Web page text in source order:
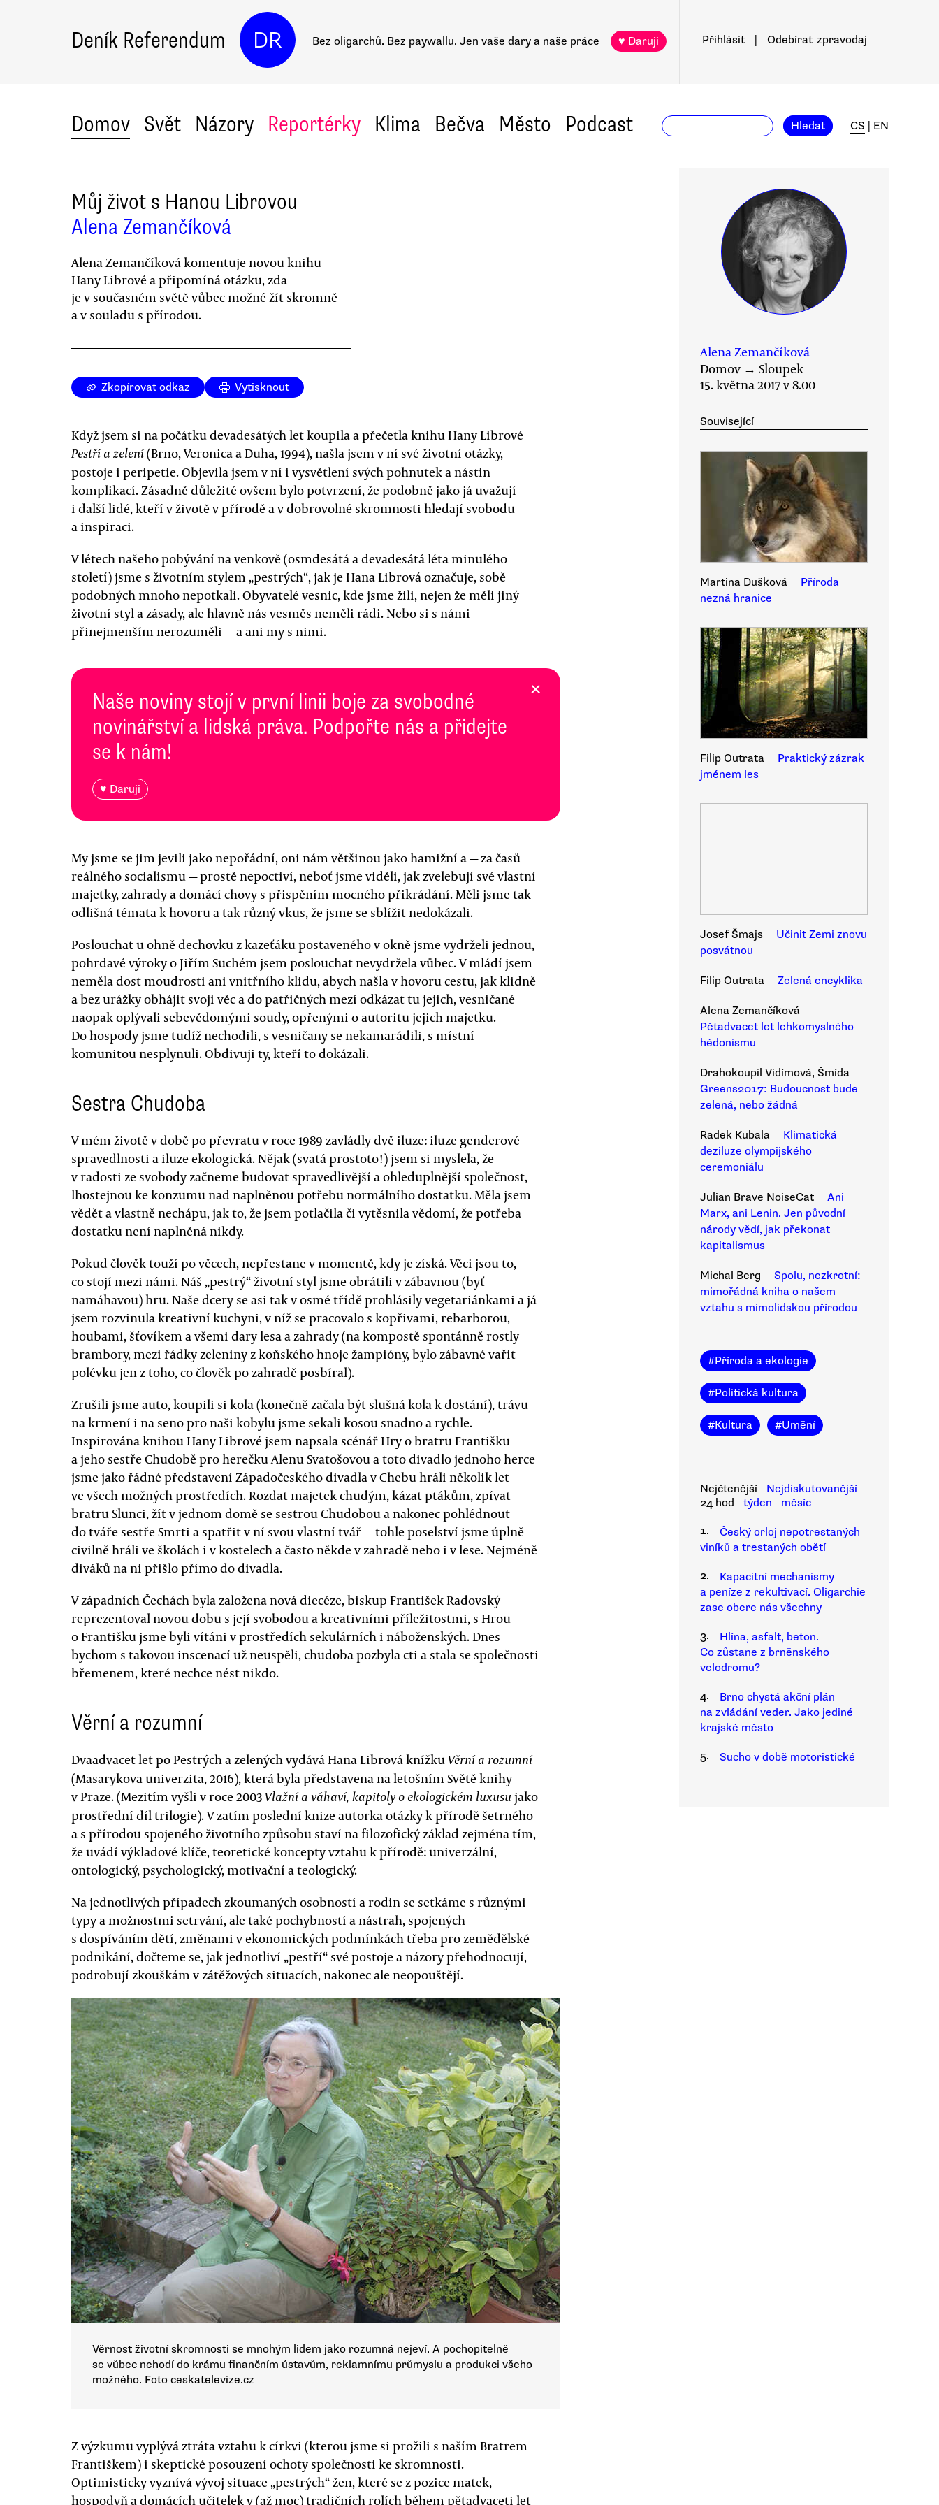
Deník Referendum DR Bez oligarchů. Bez paywallu. Jen vaše dary a naše práce ♥ Daruji Přihlásit Odebírat zpravodaj
Domov Svět Názory Reportérky Klima Bečva Město Podcast Hledat CS EN
Můj život s Hanou Librovou
Alena Zemančíková
Alena Zemančíková komentuje novou knihu
Hany Librové a připomíná otázku, zda
je v současném světě vůbec možné žít skromně
a v souladu s přírodou.
Zkopírovat odkaz Vytisknout
Když jsem si na počátku devadesátých let koupila a přečetla knihu Hany Librové
Pestří a zelení(Brno, Veronica a Duha, 1994), našla jsem v ní své životní otázky,
postoje i peripetie. Objevila jsem v ní i vysvětlení svých pohnutek a nástin
komplikací. Zásadně důležité ovšem bylo potvrzení, že podobně jako já uvažují
i další lidé, kteří v životě v přírodě a v dobrovolné skromnosti hledají svobodu
a inspiraci.
V létech našeho pobývání na venkově (osmdesátá a devadesátá léta minulého
století) jsme s životním stylem „pestrých“, jak je Hana Librová označuje, sobě
podobných mnoho nepotkali. Obyvatelé vesnic, kde jsme žili, nejen že měli jiný
životní styl a zásady, ale hlavně nás vesměs neměli rádi. Nebo si s námi
přinejmenším nerozuměli — a ani my s nimi.
Naše noviny stojí v první linii boje za svobodné
novinářství a lidská práva. Podpořte nás a přidejte
se k nám!
♥ Daruji
×
My jsme se jim jevili jako nepořádní, oni nám většinou jako hamižní a — za časů
reálného socialismu — prostě nepoctiví, neboť jsme viděli, jak zvelebují své vlastní
majetky, zahrady a domácí chovy s přispěním mocného přikrádání. Měli jsme tak
odlišná témata k hovoru a tak různý vkus, že jsme se sblížit nedokázali.
Poslouchat u ohně dechovku z kazeťáku postaveného v okně jsme vydrželi jednou,
pohrdavé výroky o Jiřím Suchém jsem poslouchat nevydržela vůbec. V mládí jsem
neměla dost moudrosti ani vnitřního klidu, abych našla v hovoru cestu, jak klidně
a bez urážky obhájit svoji věc a do patřičných mezí odkázat tu jejich, vesničané
naopak oplývali sebevědomými soudy, opřenými o autoritu jejich majetku.
Do hospody jsme tudíž nechodili, s vesničany se nekamarádili, s místní
komunitou nesplynuli. Obdivuji ty, kteří to dokázali.
Sestra Chudoba
V mém životě v době po převratu v roce 1989 zavládly dvě iluze: iluze genderové
spravedlnosti a iluze ekologická. Nějak (svatá prostoto!) jsem si myslela, že
v radosti ze svobody začneme budovat spravedlivější a ohleduplnější společnost,
lhostejnou ke konzumu nad naplněnou potřebu normálního dostatku. Měla jsem
vědět a vlastně nechápu, jak to, že jsem potlačila či vytěsnila vědomí, že potřeba
dostatku není naplněná nikdy.
Pokud člověk touží po věcech, nepřestane v momentě, kdy je získá. Věci jsou to,
co stojí mezi námi. Náš „pestrý“ životní styl jsme obrátili v zábavnou (byť
namáhavou) hru. Naše dcery se asi tak v osmé třídě prohlásily vegetariánkami a já
jsem rozvinula kreativní kuchyni, v níž se pracovalo s kopřivami, rebarborou,
houbami, šťovíkem a všemi dary lesa a zahrady (na kompostě spontánně rostly
brambory, mezi řádky zeleniny z koňského hnoje žampióny, bylo zábavné vařit
polévku jen z toho, co člověk po zahradě posbíral).
Zrušili jsme auto, koupili si kola (konečně začala být slušná kola k dostání), trávu
na krmení i na seno pro naši kobylu jsme sekali kosou snadno a rychle.
Inspirována knihou Hany Librové jsem napsala scénář Hry o bratru Františku
a jeho sestře Chudobě pro herečku Alenu Svatošovou a toto divadlo jednoho herce
jsme jako řádné představení Západočeského divadla v Chebu hráli několik let
ve všech možných prostředích. Rozdat majetek chudým, kázat ptákům, zpívat
bratru Slunci, žít v jednom domě se sestrou Chudobou a nakonec pohlédnout
do tváře sestře Smrti a spatřit v ní svou vlastní tvář — tohle poselství jsme úplně
civilně hráli ve školách i v kostelech a často někde v zahradě nebo i v lese. Nejméně
diváků na ni přišlo přímo do divadla.
V západních Čechách byla založena nová diecéze, biskup František Radovský
reprezentoval novou dobu s její svobodou a kreativními příležitostmi, s Hrou
o Františku jsme byli vítáni v prostředích sekulárních i náboženských. Dnes
bychom s takovou inscenací už neuspěli, chudoba pozbyla cti a stala se společnosti
břemenem, které nechce nést nikdo.
Věrní a rozumní
Dvaadvacet let po Pestrých a zelených vydává Hana Librová knížkuVěrní a rozumní
(Masarykova univerzita, 2016), která byla představena na letošním Světě knihy
v Praze. (Mezitím vyšli v roce 2003Vlažní a váhaví, kapitoly o ekologickém luxusujako
prostřední díl trilogie). V zatím poslední knize autorka otázky k přírodě šetrného
a s přírodou spojeného životního způsobu staví na filozofický základ zejména tím,
že uvádí výkladové klíče, teoretické koncepty vztahu k přírodě: univerzální,
ontologický, psychologický, motivační a teologický.
Na jednotlivých případech zkoumaných osobností a rodin se setkáme s různými
typy a možnostmi setrvání, ale také pochybností a nástrah, spojených
s dospíváním dětí, změnami v ekonomických podmínkách třeba pro zemědělské
podnikání, dočteme se, jak jednotliví „pestří“ své postoje a názory přehodnocují,
podrobují zkouškám v zátěžových situacích, nakonec ale neopouštějí.
Věrnost životní skromnosti se mnohým lidem jako rozumná nejeví. A pochopitelně
se vůbec nehodí do krámu finančním ústavům, reklamnímu průmyslu a produkci všeho
možného. Foto ceskatelevize.cz
Z výzkumu vyplývá ztráta vztahu k církvi (kterou jsme si prožili s naším Bratrem
Františkem) i skeptické posouzení ochoty společnosti ke skromnosti.
Optimisticky vyznívá vývoj situace „pestrých“ žen, které se z pozice matek,
hospodyň a domácích učitelek v (až moc) tradičních rolích během pětadvaceti let
Alena Zemančíková
Domov → Sloupek
15. května 2017 v 8.00
Související
Martina Dušková
Příroda
nezná hranice
Filip Outrata
Praktický zázrak
jménem les
Josef Šmajs
Učinit Zemi znovu
posvátnou
Filip Outrata Zelená encyklika
Alena Zemančíková
Pětadvacet let lehkomyslného
hédonismu
Drahokoupil Vidímová, Šmída
Greens2017: Budoucnost bude
zelená, nebo žádná
Radek Kubala
Klimatická
deziluze olympijského
ceremoniálu
Julian Brave NoiseCat
Ani
Marx, ani Lenin. Jen původní
národy vědí, jak překonat
kapitalismus
Michal Berg
Spolu, nezkrotní:
mimořádná kniha o našem
vztahu s mimolidskou přírodou
#Příroda a ekologie
#Politická kultura
#Kultura #Umění
Nejčtenější
Nejdiskutovanější
24 hod
týden
měsíc
1.
Český orloj nepotrestaných
viníků a trestaných obětí
2.
Kapacitní mechanismy
a peníze z rekultivací. Oligarchie
zase obere nás všechny
3.
Hlína, asfalt, beton.
Co zůstane z brněnského
velodromu?
4.
Brno chystá akční plán
na zvládání veder. Jako jediné
krajské město
5.
Sucho v době motoristické